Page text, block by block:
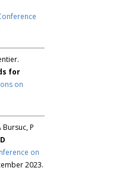
for
on
P
on
2023.